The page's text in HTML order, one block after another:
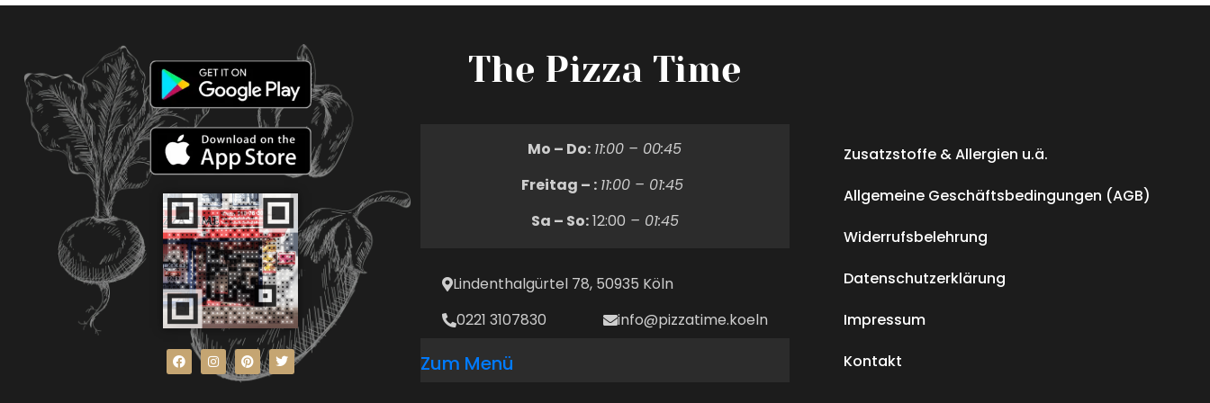
The Pizza Time
Mo – Do: 11:00 – 00:45
Freitag – : 11:00 – 01:45
Sa – So:12:00 – 01:45
Lindenthalgürtel 78, 50935 Köln
0221 3107830
info@pizzatime.koeln
Zum Menü
Zusatzstoffe & Allergien u.ä.
Allgemeine Geschäftsbedingungen (AGB)
Widerrufsbelehrung
Datenschutzerklärung
Impressum
Kontakt